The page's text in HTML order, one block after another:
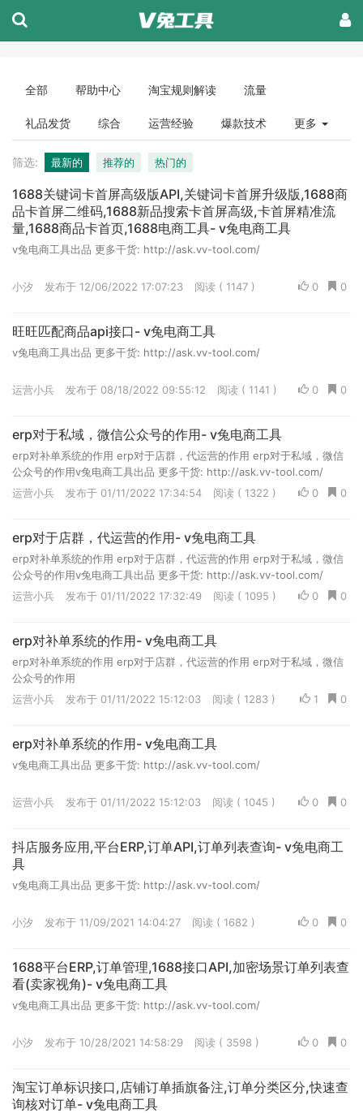
全部 帮助中心 淘宝规则解读 流量
礼品发货 综合 运营经验 爆款技术 更多
筛选: 最新的 推荐的 热门的
1688关键词卡首屏高级版API,关键词卡首屏升级版,1688商
品卡首屏二维码,1688新品搜索卡首屏高级,卡首屏精准流
量,1688商品卡首页,1688电商工具- v兔电商工具
v兔电商工具出品 更多干货: http://ask.vv-tool.com/
0
0
小汐 发布于 12/06/2022 17:07:23 阅读 ( 1147 )
旺旺匹配商品api接口- v兔电商工具
v兔电商工具出品 更多干货: http://ask.vv-tool.com/
0
0
运营小兵 发布于 08/18/2022 09:55:12 阅读 ( 1141 )
erp对于私域，微信公众号的作用- v兔电商工具
erp对补单系统的作用 erp对于店群，代运营的作用 erp对于私域，微信
公众号的作用v兔电商工具出品 更多干货: http://ask.vv-tool.com/
0
0
运营小兵 发布于 01/11/2022 17:34:54 阅读 ( 1322 )
erp对于店群，代运营的作用- v兔电商工具
erp对补单系统的作用 erp对于店群，代运营的作用 erp对于私域，微信
公众号的作用v兔电商工具出品 更多干货: http://ask.vv-tool.com/
0
0
运营小兵 发布于 01/11/2022 17:32:49 阅读 ( 1095 )
erp对补单系统的作用- v兔电商工具
erp对补单系统的作用 erp对于店群，代运营的作用 erp对于私域，微信
公众号的作用
0
1
运营小兵 发布于 01/11/2022 15:12:03 阅读 ( 1283 )
erp对补单系统的作用- v兔电商工具
v兔电商工具出品 更多干货: http://ask.vv-tool.com/
0
0
运营小兵 发布于 01/11/2022 15:12:03 阅读 ( 1045 )
抖店服务应用,平台ERP,订单API,订单列表查询- v兔电商工
具
v兔电商工具出品 更多干货: http://ask.vv-tool.com/
0
0
小汐 发布于 11/09/2021 14:04:27 阅读 ( 1682 )
1688平台ERP,订单管理,1688接口API,加密场景订单列表查
看(卖家视角)- v兔电商工具
v兔电商工具出品 更多干货: http://ask.vv-tool.com/
0
0
小汐 发布于 10/28/2021 14:58:29 阅读 ( 3598 )
淘宝订单标识接口,店铺订单插旗备注,订单分类区分,快速查
询核对订单- v兔电商工具